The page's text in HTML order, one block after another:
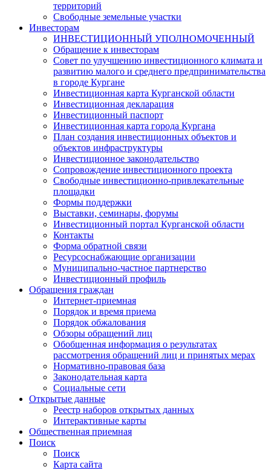
территорий
Свободные земельные участки
Инвесторам
ИНВЕСТИЦИОННЫЙ УПОЛНОМОЧЕННЫЙ
Обращение к инвесторам
Совет по улучшению инвестиционного климата и
развитию малого и среднего предпринимательства
в городе Кургане
Инвестиционная карта Курганской области
Инвестиционная декларация
Инвестиционный паспорт
Инвестиционная карта города Кургана
План создания инвестиционных объектов и
объектов инфраструктуры
Инвестиционное законодательство
Сопровождение инвестиционного проекта
Свободные инвестиционно-привлекательные
площадки
Формы поддержки
Выставки, семинары, форумы
Инвестиционный портал Курганской области
Контакты
Форма обратной связи
Ресурсоснабжающие организации
Муниципально-частное партнерство
Инвестиционный профиль
Обращения граждан
Интернет-приемная
Порядок и время приема
Порядок обжалования
Обзоры обращений лиц
Обобщенная информация о результатах
рассмотрения обращений лиц и принятых мерах
Нормативно-правовая база
Законодательная карта
Социальные сети
Открытые данные
Реестр наборов открытых данных
Интерактивные карты
Общественная приемная
Поиск
Поиск
Карта сайта